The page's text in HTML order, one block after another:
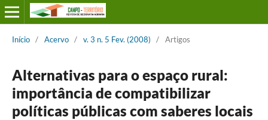
Início / Acervo / v. 3 n. 5 Fev. (2008) / Artigos
Alternativas para o espaço rural:
importância de compatibilizar
políticas públicas com saberes locais